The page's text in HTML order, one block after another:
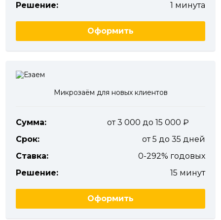
Решение:
1 минута
Оформить
Микрозаём для новых клиентов
Сумма:
от 3 000 до 15 000
Срок:
от 5 до 35 дней
Ставка:
0-292% годовых
Решение:
15 минут
Оформить